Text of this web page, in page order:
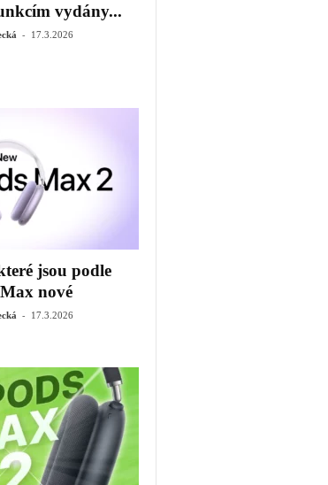
vydány...
- 17.3.2026
jsou podle
nové
- 17.3.2026